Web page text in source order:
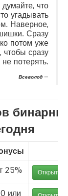
что
угадывать
Наверное,
Сразу
потом уже
сразу
потерять.
Всеволод
25% Открыть
или